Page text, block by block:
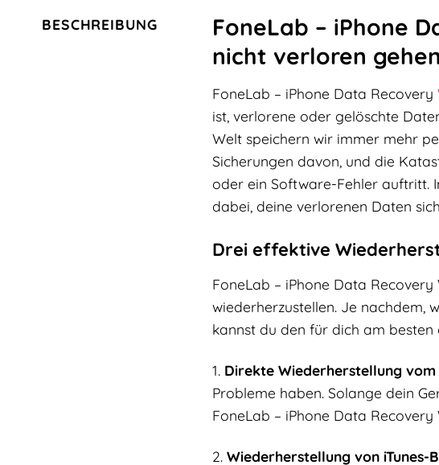
BESCHREIBUNG
FoneLab – iPhone
nicht verloren gehen
FoneLab – iPhone Data Recovery
ist, verlorene oder gelöschte
Welt speichern wir immer mehr
Sicherungen davon, und die
oder ein Software-Fehler auftritt.
dabei, deine verlorenen Daten
Drei effektive
FoneLab – iPhone Data
wiederherzustellen. Je nachdem,
kannst du den für dich am
1. Direkte Wiederherstellung vom
Probleme haben. Solange dein
FoneLab – iPhone Data
2. Wiederherstellung von iTunes-